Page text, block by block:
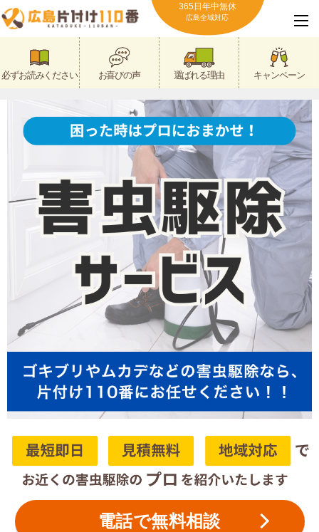
365日年中無休
広島全域対応
必ずお読みください お喜びの声 選ばれる理由 キャンペーン
電話で無料相談